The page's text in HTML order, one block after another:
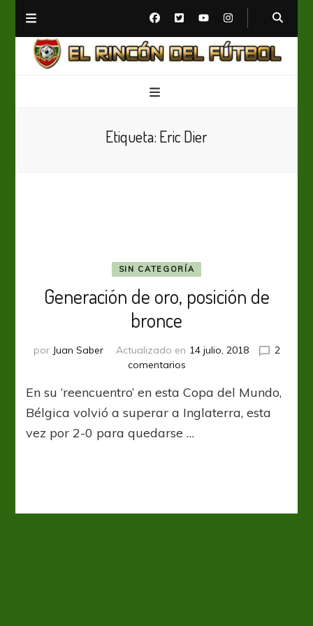
Etiqueta: Eric Dier
SIN CATEGORÍA
Generación de oro, posición de
bronce
por Juan Saber Actualizado en 14 julio, 2018
2
comentariosen
de
oro,
posición
de
En su ‘reencuentro’ en esta Copa del Mundo,
Bélgica volvió a superar a Inglaterra, esta
vez por 2-0 para quedarse …